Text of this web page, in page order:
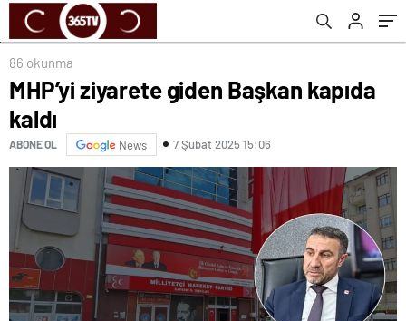
86 okunma
MHP’yi ziyarete giden Başkan kapıda
kaldı
ABONE OL News 7 Şubat 2025 15:06